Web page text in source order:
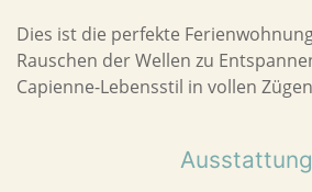
Dies ist die perfekte
Rauschen der Wellen zu
Capienne-Lebensstil in vollen
Ausstattung